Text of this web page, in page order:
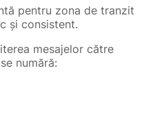
pentru zona de tranzit
și consistent.
mesajelor către
numără: